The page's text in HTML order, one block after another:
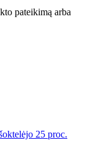
pateikimą arba
25 proc.